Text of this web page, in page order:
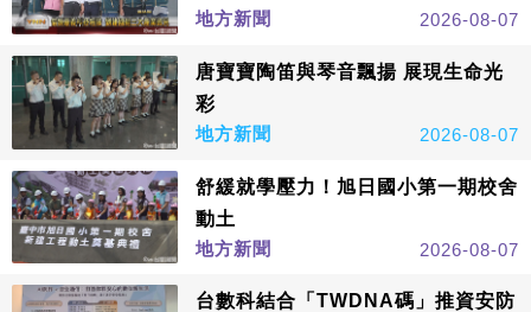
地方新聞
2026-08-07
唐寶寶陶笛與琴音飄揚 展現生命光
彩
地方新聞
2026-08-07
舒緩就學壓力！旭日國小第一期校舍
動土
地方新聞
2026-08-07
台數科結合「TWDNA碼」推資安防